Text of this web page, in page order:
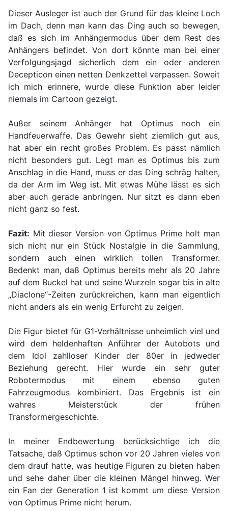
Dieser Ausleger ist auch der Grund für das kleine Loch
im Dach, denn man kann das Ding auch so bewegen,
daß es sich im Anhängermodus über dem Rest des
Anhängers befindet. Von dort könnte man bei einer
Verfolgungsjagd sicherlich dem ein oder anderen
Decepticon einen netten Denkzettel verpassen. Soweit
ich mich erinnere, wurde diese Funktion aber leider
niemals im Cartoon gezeigt.
Außer seinem Anhänger hat Optimus noch ein
Handfeuerwaffe. Das Gewehr sieht ziemlich gut aus,
hat aber ein recht großes Problem. Es passt nämlich
nicht besonders gut. Legt man es Optimus bis zum
Anschlag in die Hand, muss er das Ding schräg halten,
da der Arm im Weg ist. Mit etwas Mühe lässt es sich
aber auch gerade anbringen. Nur sitzt es dann eben
nicht ganz so fest.
Fazit: Mit dieser Version von Optimus Prime holt man
sich nicht nur ein Stück Nostalgie in die Sammlung,
sondern auch einen wirklich tollen Transformer.
Bedenkt man, daß Optimus bereits mehr als 20 Jahre
auf dem Buckel hat und seine Wurzeln sogar bis in alte
„Diaclone“-Zeiten zurückreichen, kann man eigentlich
nicht anders als ein wenig Erfurcht zu zeigen.
Die Figur bietet für G1-Verhältnisse unheimlich viel und
wird dem heldenhaften Anführer der Autobots und
dem Idol zahlloser Kinder der 80er in jedweder
Beziehung gerecht. Hier wurde ein sehr guter
Robotermodus mit einem ebenso guten
Fahrzeugmodus kombiniert. Das Ergebnis ist ein
wahres Meisterstück der frühen
Transformergeschichte.
In meiner Endbewertung berücksichtige ich die
Tatsache, daß Optimus schon vor 20 Jahren vieles von
dem drauf hatte, was heutige Figuren zu bieten haben
und sehe daher über die kleinen Mängel hinweg. Wer
ein Fan der Generation 1 ist kommt um diese Version
von Optimus Prime nicht herum.